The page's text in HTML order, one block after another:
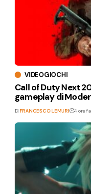
VIDEOGIOCHI
Call of Duty Next
gameplay di
DiFRANCESCO LEMURI 4 ore fa